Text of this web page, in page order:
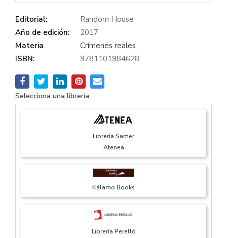
Editorial:
Random House
Año de edición:
2017
Materia
Crímenes reales
ISBN:
9781101984628
Selecciona una librería:
Librería Samer
Atenea
Kálamo Books
Librería Perelló